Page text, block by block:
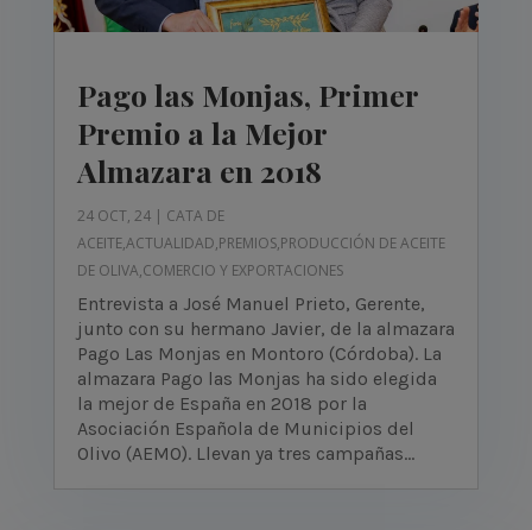
Pago las Monjas, Primer
Premio a la Mejor
Almazara en 2018
24 OCT, 24| CATA DE
ACEITE,ACTUALIDAD,PREMIOS,PRODUCCIÓN DE ACEITE
DE OLIVA,COMERCIO Y EXPORTACIONES
Entrevista a José Manuel Prieto, Gerente,
junto con su hermano Javier, de la almazara
Pago Las Monjas en Montoro (Córdoba). La
almazara Pago las Monjas ha sido elegida
la mejor de España en 2018 por la
Asociación Española de Municipios del
Olivo (AEMO). Llevan ya tres campañas...